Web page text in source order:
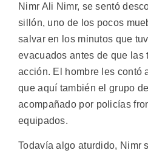
Nimr Ali Nimr, se sentó
sillón, uno de los pocos
salvar en los minutos que
evacuados antes de que las
acción. El hombre les contó
que aquí también el grupo
acompañado por policías
equipados.
Todavía algo aturdido, Nimr